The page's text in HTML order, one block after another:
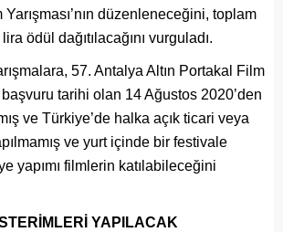
düzenleneceğini, toplam
ödül dağıtılacağını vurguladı.
57. Antalya Altın Portakal Film
tarihi olan 14 Ağustos 2020’den
ve Türkiye’de halka açık ticari veya
ve yurt içinde bir festivale
yapımı filmlerin katılabileceğini
YAPILACAK